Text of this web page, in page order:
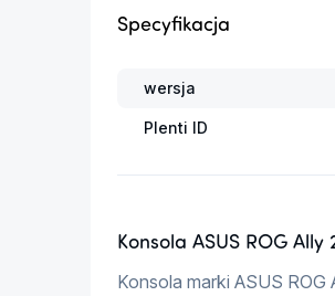
Specyfikacja
wersja
Plenti ID
Konsola ASUS ROG
Konsola marki ASUS